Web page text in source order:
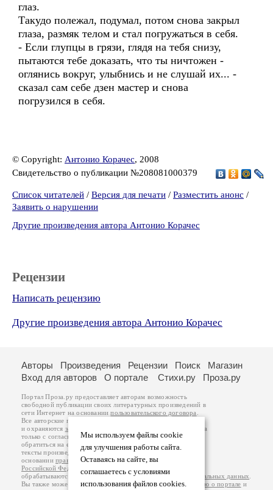
глаз.
Такудо полежал, подумал, потом снова закрыл
глаза, размяк телом и стал погружаться в себя.
- Если глупцы в грязи, глядя на тебя снизу,
пытаются тебе доказать, что ты ничтожен -
оглянись вокруг, улыбнись и не слушай их... -
сказал сам себе дзен мастер и снова
погрузился в себя.
© Copyright: Антонио Корачес, 2008
Свидетельство о публикации №208081000379
Список читателей / Версия для печати / Разместить анонс /
Заявить о нарушении
Другие произведения автора Антонио Корачес
Рецензии
Написать рецензию
Другие произведения автора Антонио Корачес
Мы используем файлы cookie
для улучшения работы сайта.
Оставаясь на сайте, вы
соглашаетесь с условиями
использования файлов cookies.
Авторы Произведения Рецензии Поиск
Магазин
Вход для авторов
О портале Стихи.ру Проза.ру
Портал Проза.ру предоставляет авторам возможность
свободной публикации своих литературных произведений в
сети Интернет на основаниипользовательского договора
Все авторские права на произведения принадлежат авторам
и охраняются законом
. Перепечатка произведений возможна
только с согласия его автора, к которому вы можете
обратиться на его авторской странице. Ответственность за
тексты произведений авторы несут самостоятельно на
основанииправил публикацииизаконодательства
Российской Федерации
обрабатываются на основанииПолитики обработки персональных данных
Вы также можете посмотреть более подробнуюинформацию о портале и